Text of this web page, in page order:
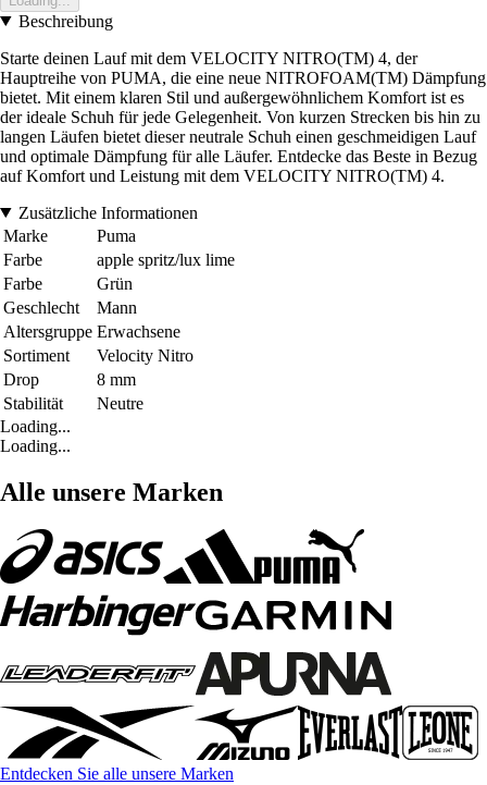
Beschreibung
Starte deinen Lauf mit dem VELOCITY NITRO(TM) 4, der
Hauptreihe von PUMA, die eine neue NITROFOAM(TM) Dämpfung
bietet. Mit einem klaren Stil und außergewöhnlichem Komfort ist es
der ideale Schuh für jede Gelegenheit. Von kurzen Strecken bis hin zu
langen Läufen bietet dieser neutrale Schuh einen geschmeidigen Lauf
und optimale Dämpfung für alle Läufer. Entdecke das Beste in Bezug
auf Komfort und Leistung mit dem VELOCITY NITRO(TM) 4.
Zusätzliche Informationen
Marke
Puma
Farbe
apple spritz/lux lime
Farbe
Grün
Geschlecht
Mann
Altersgruppe Erwachsene
Sortiment
Velocity Nitro
Drop
8 mm
Stabilität
Neutre
Loading...
Loading...
Alle unsere Marken
Entdecken Sie alle unsere Marken